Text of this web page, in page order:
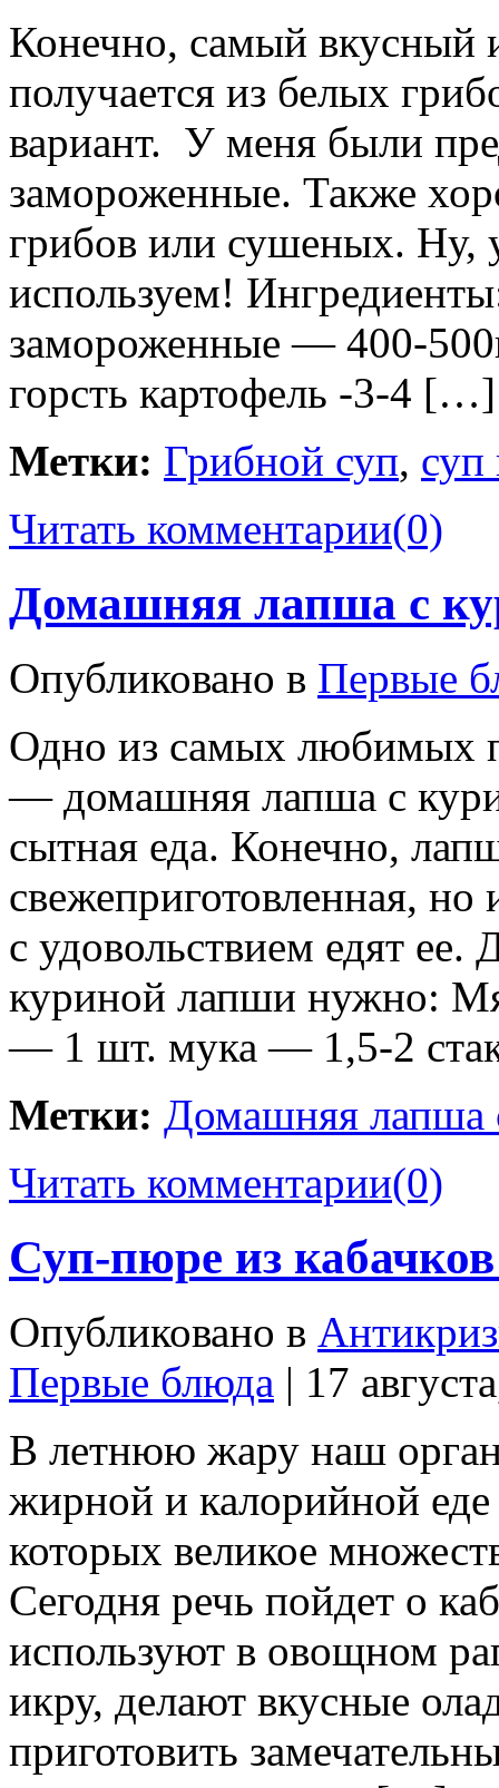
Конечно, самый вкусный
получается из белых
вариант. У меня были
замороженные. Также
грибов или сушеных. Ну,
используем!
замороженные — 400-
горсть картофель -3-4 […]
Метки: Грибной суп, суп
Читать комментарии(0)
Домашняя лапша с
Опубликовано в Первые
Одно из самых любимых
— домашняя лапша с
сытная еда. Конечно,
свежеприготовленная,
с удовольствием едят
куриной лапши нужно:
— 1 шт. мука — 1,5-2
Метки: Домашняя лапша
Читать комментарии(0)
Суп-пюре из
Опубликовано в
Первые блюда | 17
В летнюю жару наш
жирной и калорийной
которых великое
Сегодня речь пойдет о
используют в овощном
икру, делают вкусные
приготовить